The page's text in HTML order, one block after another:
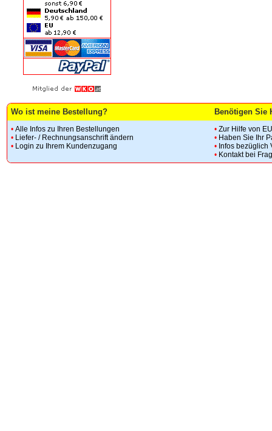
Wo ist meine Bestellung? Benötigen Sie
• Alle Infos zu Ihren Bestellungen
• Liefer- / Rechnungsanschrift ändern
• Login zu Ihrem Kundenzugang
• Zur Hilfe von
• Haben Sie Ihr
• Infos bezüglich
• Kontakt bei